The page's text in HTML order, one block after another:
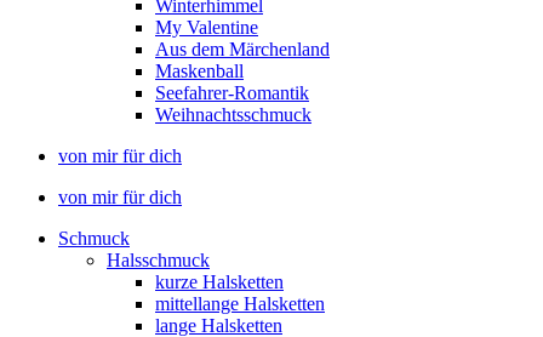
Winterhimmel
My Valentine
Aus dem Märchenland
Maskenball
Seefahrer-Romantik
Weihnachtsschmuck
von mir für dich
von mir für dich
Schmuck
Halsschmuck
kurze Halsketten
mittellange Halsketten
lange Halsketten